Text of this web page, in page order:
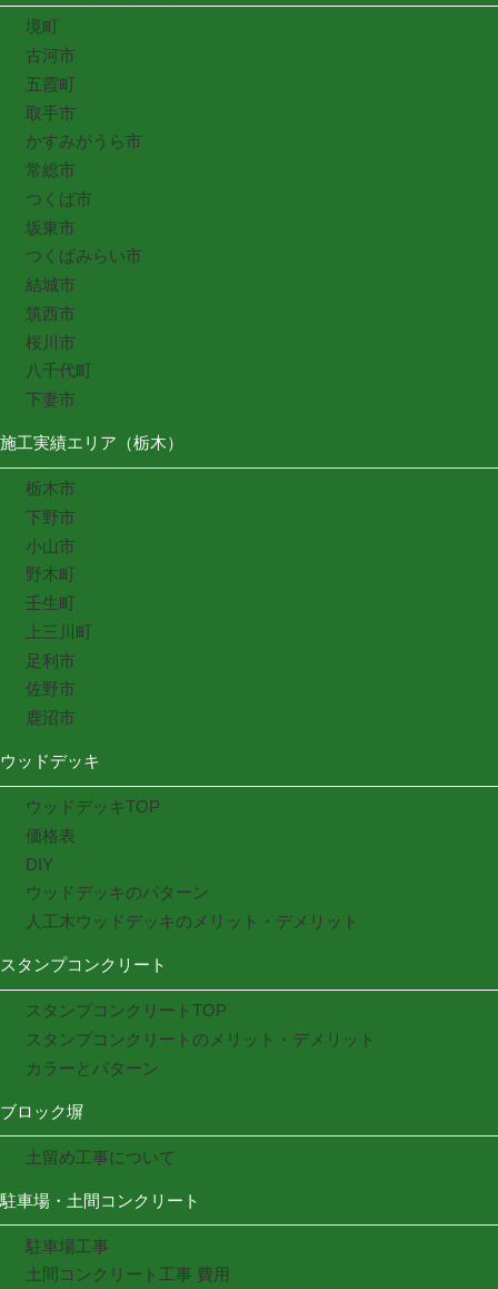
境町
古河市
五霞町
取手市
かすみがうら市
常総市
つくば市
坂東市
つくばみらい市
結城市
筑西市
桜川市
八千代町
下妻市
施工実績エリア（栃木）
栃木市
下野市
小山市
野木町
壬生町
上三川町
足利市
佐野市
鹿沼市
ウッドデッキ
ウッドデッキTOP
価格表
DIY
ウッドデッキのパターン
人工木ウッドデッキのメリット・デメリット
スタンプコンクリート
スタンプコンクリートTOP
スタンプコンクリートのメリット・デメリット
カラーとパターン
ブロック塀
土留め工事について
駐車場・土間コンクリート
駐車場工事
土間コンクリート工事 費用